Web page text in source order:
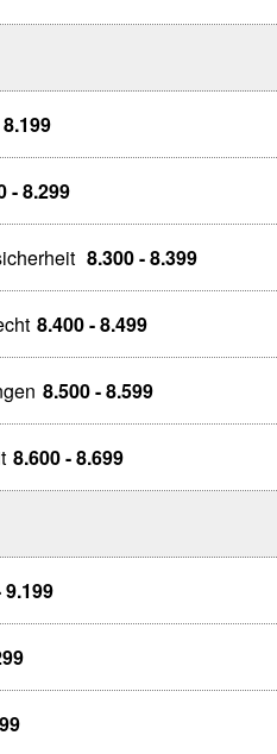
- 8.299
8.300 - 8.399
8.400 - 8.499
8.500 - 8.599
8.600 - 8.699
9.199